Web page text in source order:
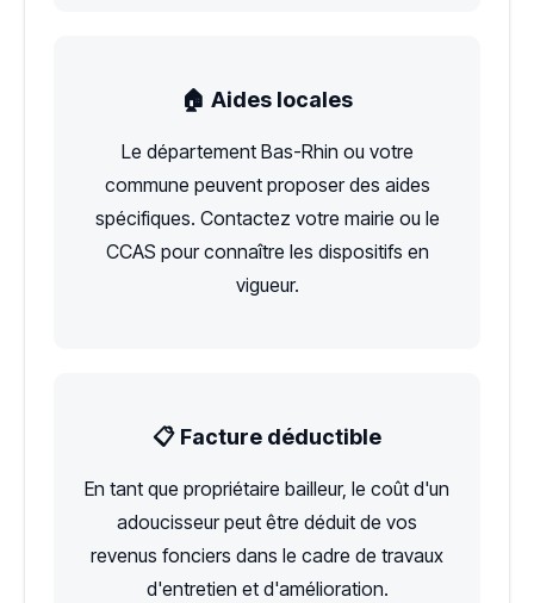
🏠 Aides locales
Le département Bas-Rhin ou votre
commune peuvent proposer des aides
spécifiques. Contactez votre mairie ou le
CCAS pour connaître les dispositifs en
vigueur.
📋 Facture déductible
En tant que propriétaire bailleur, le coût d'un
adoucisseur peut être déduit de vos
revenus fonciers dans le cadre de travaux
d'entretien et d'amélioration.